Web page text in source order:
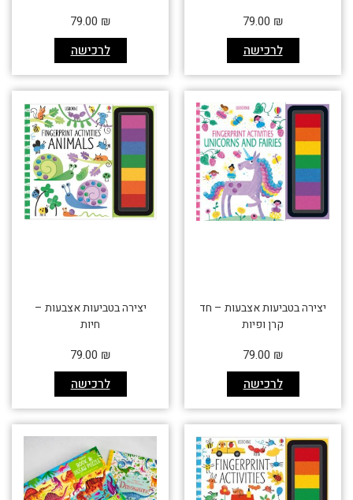
לרכישה
79.00 ₪
לרכישה
79.00 ₪
יצירה בטביעות אצבעות – חד
קרן ופיות
לרכישה
79.00 ₪
יצירה בטביעות אצבעות –
חיות
לרכישה
79.00 ₪